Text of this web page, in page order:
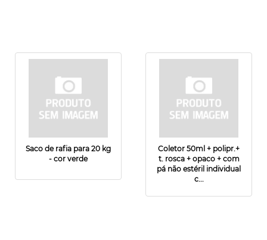
Saco de rafia para 20 kg
- cor verde
Coletor 50ml + polipr.+
t. rosca + opaco + com
pá não estéril individual
c...